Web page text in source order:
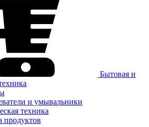
Бытовая и
и умывальники
техника
продуктов